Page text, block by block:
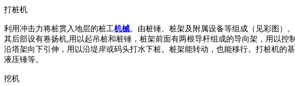
打桩机
利用冲击力将桩贯入地层的桩工机械。由桩锤、桩架及附属设备等组成（见彩图）
其后部设有卷扬机,用以起吊桩和桩锤，桩架前面有两根导杆组成的导向架，用以
沿塔架向下引伸，用以沿堤岸或码头打水下桩。桩架能转动，也能移行。打桩机的
液压锤等。
挖机